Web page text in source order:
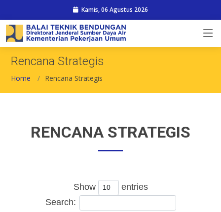
Kamis, 06 Agustus 2026
Rencana Strategis
Home Rencana Strategis
RENCANA STRATEGIS
Show
entries
Search: